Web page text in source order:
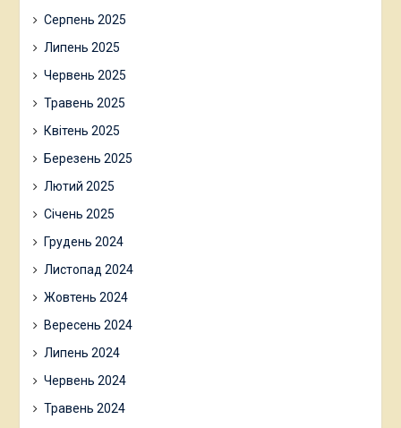
Серпень 2025
Липень 2025
Червень 2025
Травень 2025
Квітень 2025
Березень 2025
Лютий 2025
Січень 2025
Грудень 2024
Листопад 2024
Жовтень 2024
Вересень 2024
Липень 2024
Червень 2024
Травень 2024